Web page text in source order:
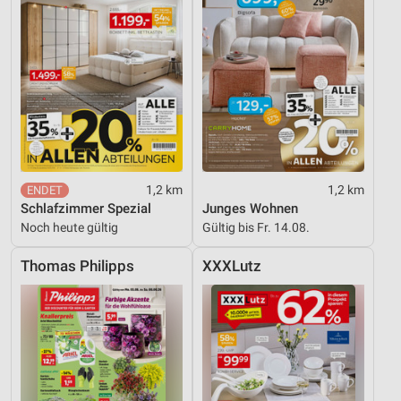
1,2 km
Schlafzimmer Spezial
Noch heute gültig
1,2 km
Junges Wohnen
Gültig bis Fr. 14.08.
Thomas Philipps XXXLutz
Messung der Performance von Inhalten
Analyse von Zielgruppen durch Statistiken oder
Kombinationen von Daten aus verschiedenen
Quellen
Entwicklung und Verbesserung der Angebote
Verwendung reduzierter Daten zur Auswahl von
Inhalten
IAB-Besonderheiten:
Verwendung genauer Standortdaten
Geräte anhand von aktiv angeforderten
Informationen identifizieren
Nicht-IAB-Verarbeitungszwecke:
Notwendig
Performance